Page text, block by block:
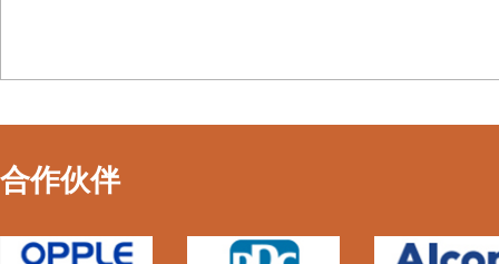
合作伙伴